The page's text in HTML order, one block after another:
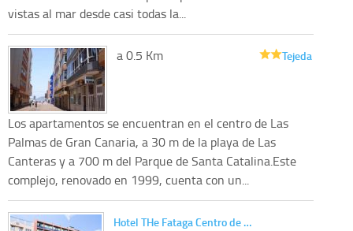
vistas al mar desde casi todas la...
Tejeda
a 0.5 Km
Los apartamentos se encuentran en el centro de Las
Palmas de Gran Canaria, a 30 m de la playa de Las
Canteras y a 700 m del Parque de Santa Catalina.Este
complejo, renovado en 1999, cuenta con un...
Hotel THe Fataga Centro de …